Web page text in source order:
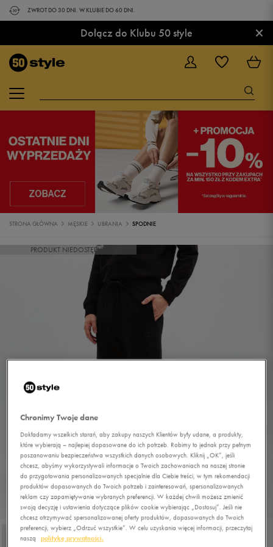
ZWROT DO 30 DNI. W KLUBIE DO 60 DNI.
Dołącz do Klubu 50 style ×
STRONA GŁÓWNA MĘSKIE UBRANIA SPODNIE
PRODUKT NIEDOSTĘPNY
Chronimy Twoje dane
Dokładamy wszelkich starań, aby zakupy naszych Klientów były udane, a produkty,
które wybierają – najlepiej dopasowane do ich potrzeb. Robimy to jednak przy pełnym
poszanowaniu bezpieczeństwa wszystkich danych osobowych. Kliknij „OK”, jeśli
chcesz, abyśmy wykorzystywali informacje o Twoich zachowaniach na naszej stronie
do przygotowania personalizowanych specjalnie dla Ciebie treści, w tym rekomendacji
produktów dopasowanych do Twoich potrzeb i zainteresowań, spersonalizowanych
reklam czy zapamiętywanie wybranych preferencji. W każdej chwili możesz zmienić
swoją decyzję i ustawienia dotyczące plików cookie wybierając „Dostosuj”. Jeśli nie
chcesz otrzymywać spersonalizowanej oferty produktów, dopasowanych do Twoich
preferencji, wybierz „Odrzuć wszystkie”. W celu uzyskania więcej informacji, przeczytaj
naszą
politykę prywatności.